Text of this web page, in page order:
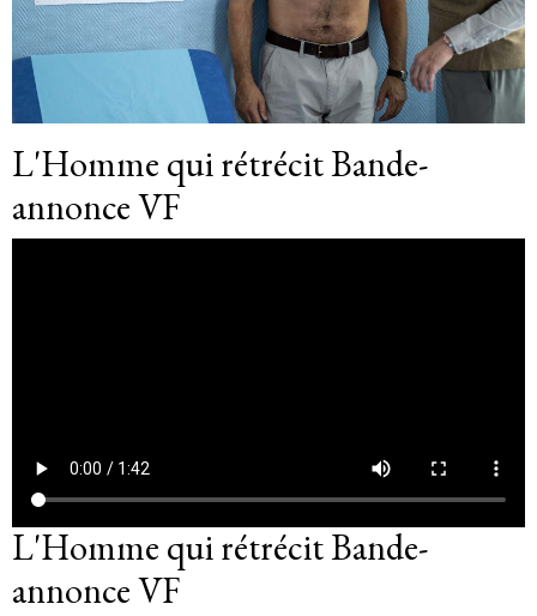
L'Homme qui rétrécit Bande-
annonce VF
L'Homme qui rétrécit Bande-
annonce VF